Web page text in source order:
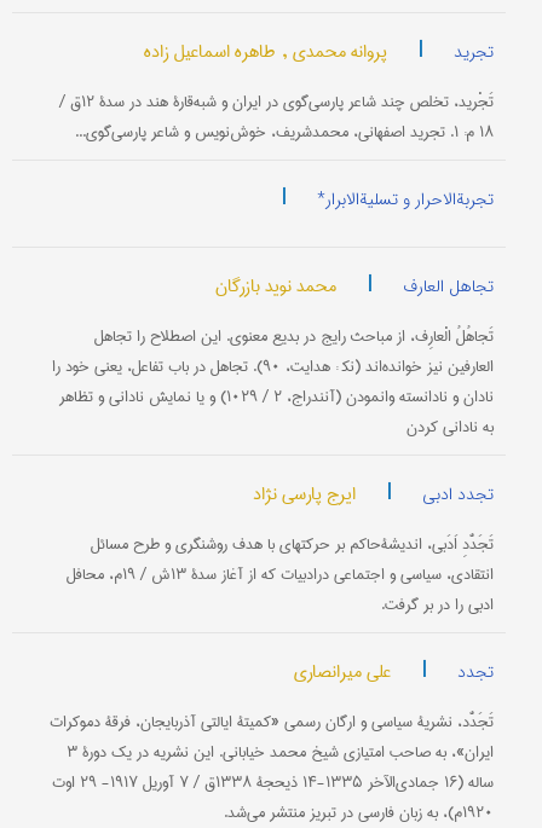
تجرید | پروانه محمدی , طاهره اسماعیل زاده
تَجْرید، تخلص چند شاعر پارسی‌گوی در ایران و شبه‌قارۀ هند در سدۀ ۱۲ق /
۱۸ م: ۱. تجرید اصفهانی، محمدشریف، خوش‌نویس و شاعر پارسی‌گوی...
تجربةالاحرار و تسلیةالابرار* |
تجاهل العارف | محمد نوید بازرگان
تَجاهُلُ الْعارِف، از مباحث رایج در بدیع معنوی. این اصطلاح را تجاهل
العارفین نیز خوانده‌اند (نک‍ : هدایت، ۹۰). تجاهل در باب تفاعل، یعنی خود را
نادان و نادانسته وانمودن (آنندراج، ۲ / ۱۰۲۹) و یا نمایش نادانی و تظاهر
به نادانی کردن
تجدد ادبی | ایرج پارسی نژاد
تَجَدُّدِ اَدَبی، اندیشۀحاکم بر حرکتهای با هدف روشنگری و طرح مسائل
انتقادی، سیاسی و اجتماعی درادبیات که از آغاز سدۀ ۱۳ش / ۱۹م، محافل
ادبی را در بر گرفت.
تجدد | علی میرانصاری
تَجَدُّد، نشریۀ سیاسی و ارگان رسمی «کمیتۀ ایالتی آذربایجان، فرقۀ دموکرات
ایران»، به صاحب امتیازی شیخ محمد خیابانی. این نشریه در یک دورۀ ۳
ساله (۱۶ جمادی‌الآخر ۱۳۳۵-۱۴ ذیحجۀ ۱۳۳۸ق / ۷ آوریل ۱۹۱۷- ۲۹ اوت
۱۹۲۰م)، به زبان فارسی در تبریز منتشر می‌شد.